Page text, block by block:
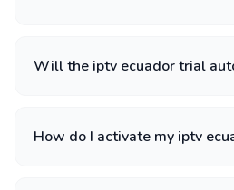
Will the iptv ecuador trial
How do I activate my iptv